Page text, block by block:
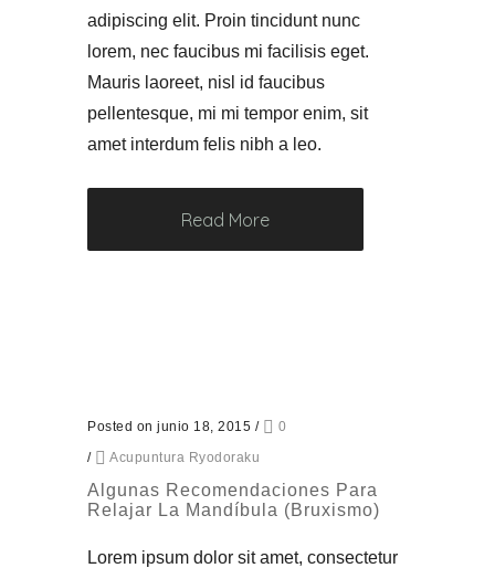
adipiscing elit. Proin tincidunt nunc
lorem, nec faucibus mi facilisis eget.
Mauris laoreet, nisl id faucibus
pellentesque, mi mi tempor enim, sit
amet interdum felis nibh a leo.
Read More
Posted on junio 18, 2015 /
0
/
Acupuntura Ryodoraku
Algunas Recomendaciones Para
Relajar La Mandíbula (Bruxismo)
Lorem ipsum dolor sit amet, consectetur